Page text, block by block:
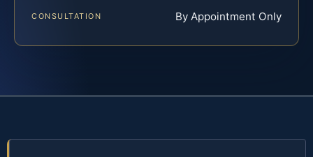
CONSULTATION By Appointment Only